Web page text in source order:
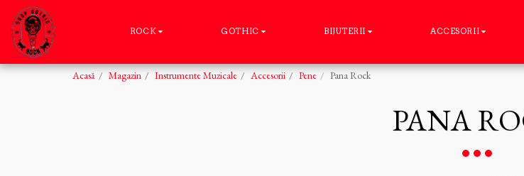
ROCK GOTHIC BIJUTERII ACCESORII
Acasă Magazin Instrumente Muzicale Accesorii Pene Pana Rock
PANA